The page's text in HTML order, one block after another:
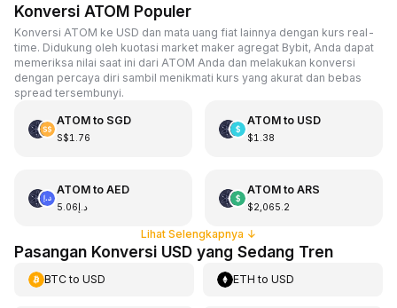
Konversi ATOM Populer
Konversi ATOM ke USD dan mata uang fiat lainnya dengan kurs real-
time. Didukung oleh kuotasi market maker agregat Bybit, Anda dapat
memeriksa nilai saat ini dari ATOM Anda dan melakukan konversi
dengan percaya diri sambil menikmati kurs yang akurat dan bebas
spread tersembunyi.
ATOMto SGD
S$1.76
ATOMto USD
$1.38
ATOMto AED
د.إ5.06
ATOMto ARS
$2,065.2
Lihat Selengkapnya ↓
Pasangan Konversi USD yang Sedang Tren
BTCto USD ETH toUSD